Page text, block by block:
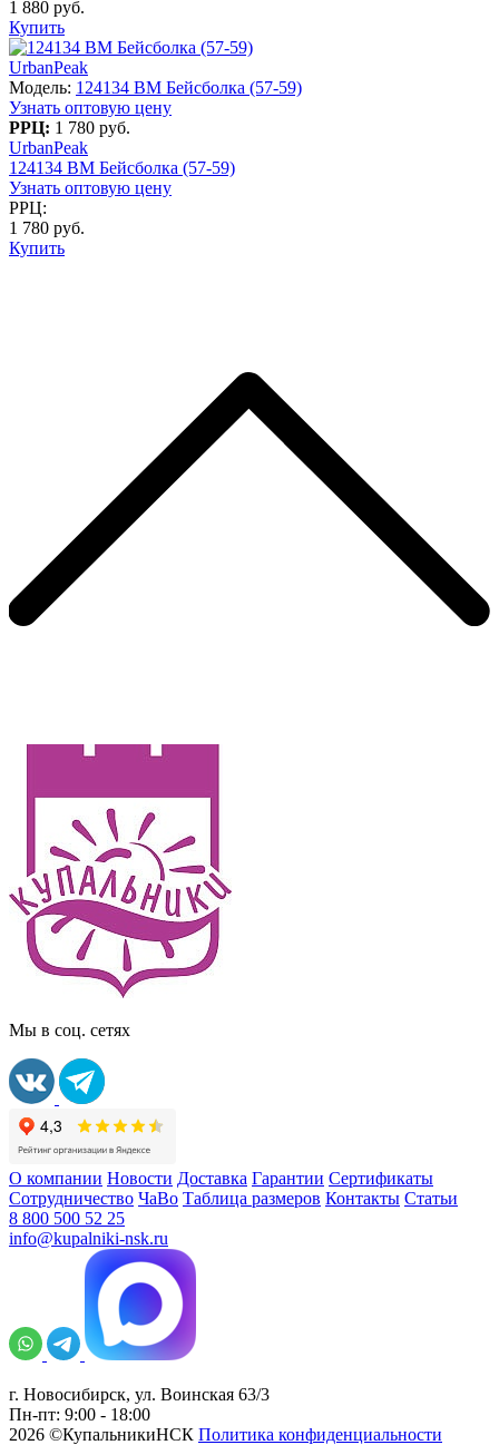
1 880 руб.
Купить
UrbanPeak
Модель: 124134 BM Бейсболка (57-59)
Узнать оптовую цену
РРЦ: 1 780 руб.
UrbanPeak
124134 BM Бейсболка (57-59)
Узнать оптовую цену
РРЦ:
1 780 руб.
Купить
Мы в соц. сетях
О компании Новости Доставка Гарантии Сертификаты
Сотрудничество ЧаВо Таблица размеров Контакты Статьи
8 800 500 52 25
info@kupalniki-nsk.ru
г. Новосибирск, ул. Воинская 63/3
Пн-пт: 9:00 - 18:00
2026 ©КупальникиНСК Политика конфиденциальности